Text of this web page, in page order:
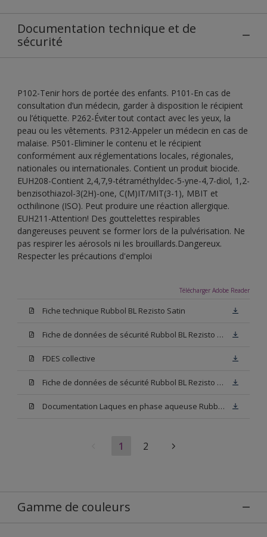
Documentation technique et de
sécurité
P102-Tenir hors de portée des enfants. P101-En cas de
consultation d’un médecin, garder à disposition le récipient
ou l’étiquette. P262-Éviter tout contact avec les yeux, la
peau ou les vêtements. P312-Appeler un médecin en cas de
malaise. P501-Eliminer le contenu et le récipient
conformément aux réglementations locales, régionales,
nationales ou internationales. Contient un produit biocide.
EUH208-Contient 2,4,7,9-tétraméthyldec-5-yne-4,7-diol, 1,2-
benzisothiazol-3(2H)-one, C(M)IT/MIT(3-1), MBIT et
octhilinone (ISO). Peut produire une réaction allergique.
EUH211-Attention! Des gouttelettes respirables
dangereuses peuvent se former lors de la pulvérisation. Ne
pas respirer les aérosols ni les brouillards.Dangereux.
Respecter les précautions d'emploi
Télécharger Adobe Reader
Fiche technique Rubbol BL Rezisto Satin
Fiche de données de sécurité Rubbol BL Rezisto Satin Base N00
FDES collective
Fiche de données de sécurité Rubbol BL Rezisto Satin Base W05
Documentation Laques en phase aqueuse Rubbol BL Velours
1 2
Gamme de couleurs